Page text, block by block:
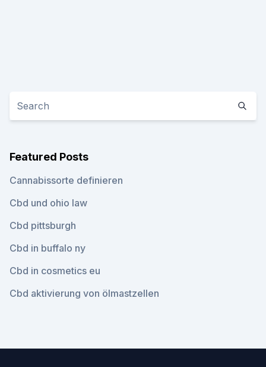
Featured Posts
Cannabissorte definieren
Cbd und ohio law
Cbd pittsburgh
Cbd in buffalo ny
Cbd in cosmetics eu
Cbd aktivierung von ölmastzellen